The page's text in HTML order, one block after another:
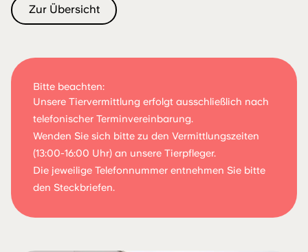
Zur Übersicht
Bitte beachten:
Unsere Tiervermittlung erfolgt ausschließlich nach
telefonischer Terminvereinbarung.
Wenden Sie sich bitte zu den Vermittlungszeiten
(13:00-16:00 Uhr) an unsere Tierpfleger.
Die jeweilige Telefonnummer entnehmen Sie bitte
den Steckbriefen.